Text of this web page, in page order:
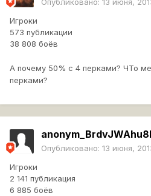
Опубликовано: 13 июня,
Игроки
573 публикации
38 808 боёв
А почему 50% с 4 перками? ЧТо
перками?
Опубликовано: 13 июня,
Игроки
2 141 публикация
6 885 боёв